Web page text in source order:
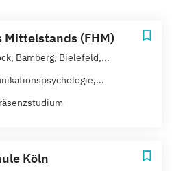
Mittelstands (FHM)
Bamberg, Bielefeld,...
Köln